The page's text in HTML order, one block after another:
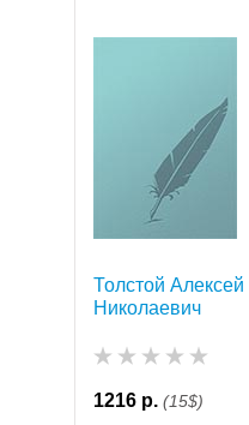
Толстой Алексей
Николаевич
1216 р. (15$)